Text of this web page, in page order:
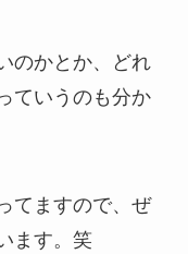
のかとか、どれ
ていうのも分か
てますので、ぜ
ます。笑